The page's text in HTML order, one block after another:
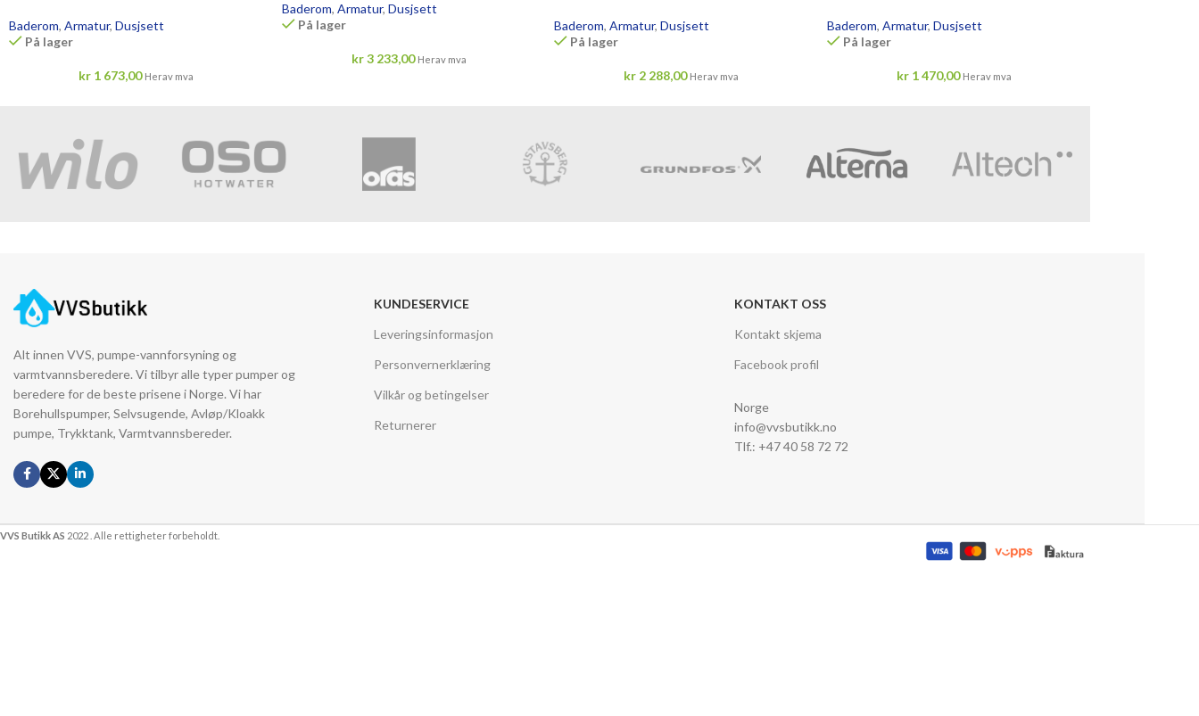
Baderom, Armatur, Dusjsett
På lager
kr 1 673,00 Herav mva
Baderom, Armatur, Dusjsett
På lager
kr3 233,00 Herav mva
Baderom, Armatur, Dusjsett
På lager
kr 2 288,00 Herav mva
Baderom, Armatur, Dusjsett
På lager
kr1 470,00 Herav mva
Alt innen VVS, pumpe-vannforsyning og
varmtvannsberedere. Vi tilbyr alle typer pumper og
beredere for de beste prisene i Norge. Vi har
Borehullspumper, Selvsugende, Avløp/Kloakk
pumpe, Trykktank, Varmtvannsbereder.
KUNDESERVICE
Leveringsinformasjon
Personvernerklæring
Vilkår og betingelser
Returnerer
KONTAKT OSS
Kontakt skjema
Facebook profil
Norge
info@vvsbutikk.no
Tlf.: +47 40 58 72 72
VVS Butikk AS 2022 . Alle rettigheter forbeholdt.